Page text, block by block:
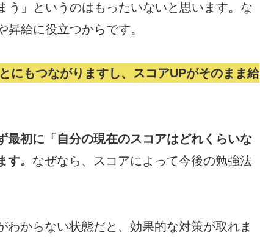
う」というのはもったいないと思います。な
給に役立つからです。
にもつながりますし、スコアUPがそのまま給
最初に「自分の現在のスコアはどれくらいな
。 なぜなら、スコアによって今後の勉強法
からない状態だと、効果的な対策が取れま